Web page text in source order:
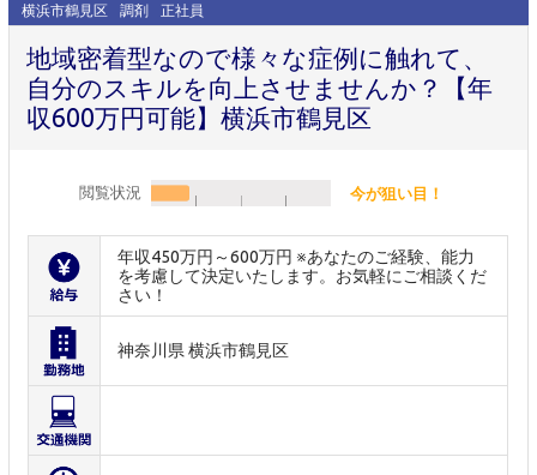
横浜市鶴見区 調剤 正社員
地域密着型なので様々な症例に触れて、
自分のスキルを向上させませんか？【年
収600万円可能】横浜市鶴見区
閲覧状況 今が狙い目！
年収450万円～600万円 ※あなたのご経験、能力
を考慮して決定いたします。お気軽にご相談くだ
さい！
神奈川県 横浜市鶴見区